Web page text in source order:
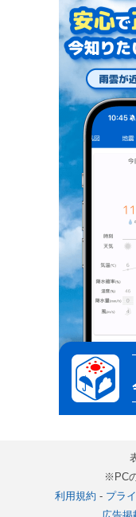
※PC
利用規約 - プラ